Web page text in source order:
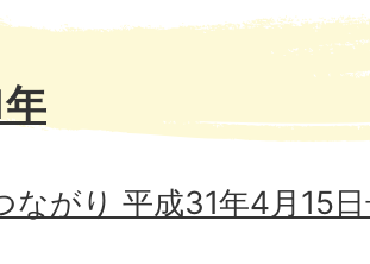
ながり 平成31年4月15